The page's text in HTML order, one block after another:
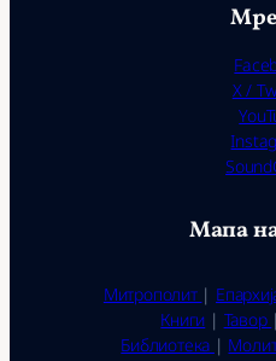
X /
Мапа
Митрополит |
Книги | Тавор |
Библиотека |